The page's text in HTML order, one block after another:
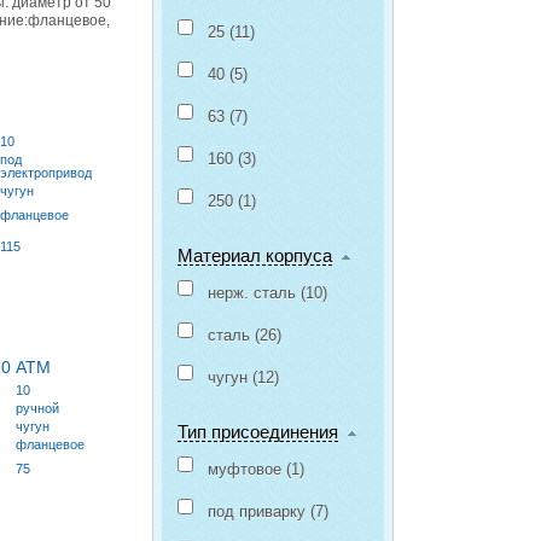
MINI
10
под
электропривод
чугун
фланцевое
115
АТМ
10
ручной
чугун
фланцевое
75
25 (11)
40 (5)
63 (7)
160 (3)
250 (1)
Материал корпуса
нерж. сталь (10)
сталь (26)
чугун (12)
Тип присоединения
муфтовое (1)
под приварку (7)